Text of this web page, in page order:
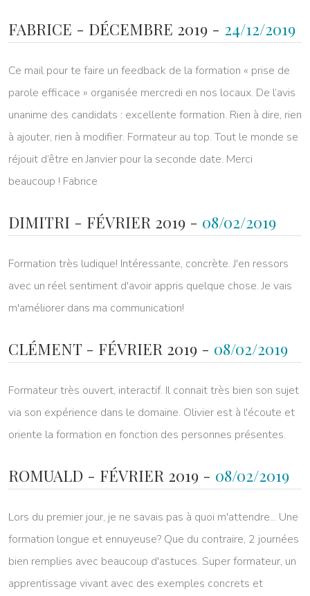
FABRICE - DÉCEMBRE 2019 - 24/12/2019
Ce mail pour te faire un feedback de la formation « prise de
parole efficace » organisée mercredi en nos locaux. De l’avis
unanime des candidats : excellente formation. Rien à dire, rien
à ajouter, rien à modifier. Formateur au top. Tout le monde se
réjouit d’être en Janvier pour la seconde date. Merci
beaucoup ! Fabrice
DIMITRI - FÉVRIER 2019 - 08/02/2019
Formation très ludique! Intéressante, concrète. J'en ressors
avec un réel sentiment d'avoir appris quelque chose. Je vais
m'améliorer dans ma communication!
CLÉMENT - FÉVRIER 2019 - 08/02/2019
Formateur très ouvert, interactif. Il connait très bien son sujet
via son expérience dans le domaine. Olivier est à l'écoute et
oriente la formation en fonction des personnes présentes.
ROMUALD - FÉVRIER 2019 - 08/02/2019
Lors du premier jour, je ne savais pas à quoi m'attendre... Une
formation longue et ennuyeuse? Que du contraire, 2 journées
bien remplies avec beaucoup d'astuces. Super formateur, un
apprentissage vivant avec des exemples concrets et